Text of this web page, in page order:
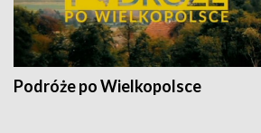
Podróże po Wielkopolsce